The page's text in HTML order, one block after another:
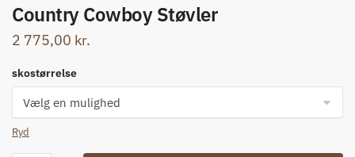
Country Cowboy Støvler
2 775,00 kr.
skostørrelse
Ryd